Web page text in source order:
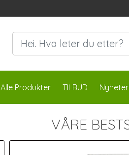
Alle Produkter TILBUD Nyheter!
VÅRE